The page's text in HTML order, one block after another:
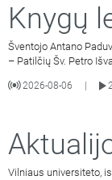
Knygų
Šventojo Antano
– Patilčių Šv. Petro
2026-08-06
Vilniaus universiteto,